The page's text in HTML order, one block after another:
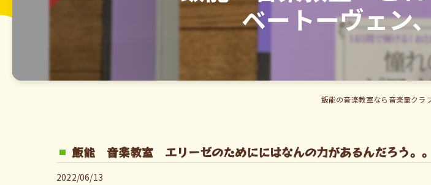
ベートーヴェン
飯能の音楽教室なら音楽童クラ
飯能 音楽教室 エリーゼのためににはなんの力があるんだろう。。
2022/06/13